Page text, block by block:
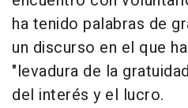
ha tenido palabras de
un discurso en el que
"levadura de la
del interés y el lucro.